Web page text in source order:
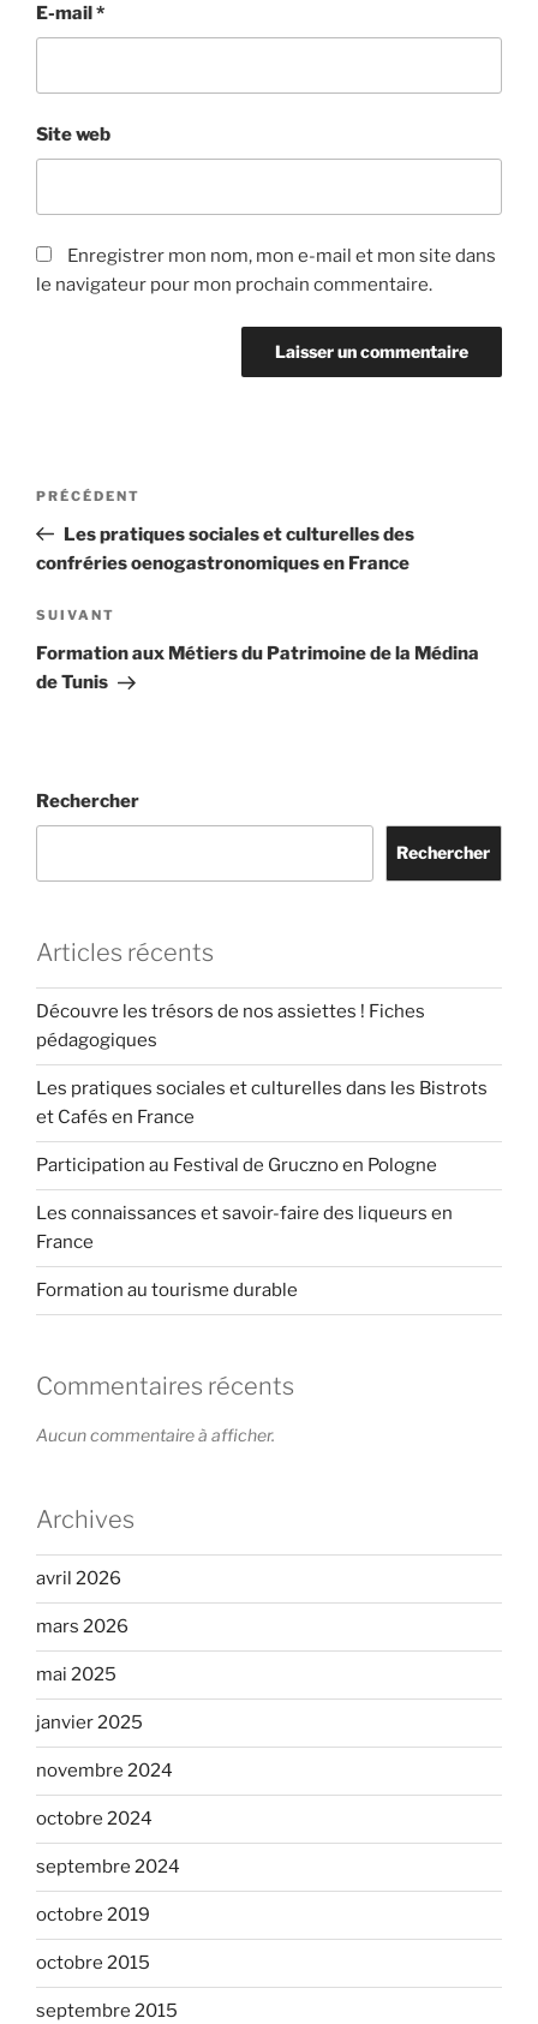
E-mail*
Site web
Enregistrer mon nom, mon e-mail et mon site dans
le navigateur pour mon prochain commentaire.
Navigation
l’article
Article
précédent
PRÉCÉDENT
Les pratiques sociales et culturelles des
confréries oenogastronomiques en France
Article
suivant
SUIVANT
Formation aux Métiers du Patrimoine de la Médina
de Tunis
Rechercher
Rechercher
Articles récents
Découvre les trésors de nos assiettes ! Fiches
pédagogiques
Les pratiques sociales et culturelles dans les Bistrots
et Cafés en France
Participation au Festival de Gruczno en Pologne
Les connaissances et savoir-faire des liqueurs en
France
Formation au tourisme durable
Commentaires récents
Aucun commentaire à afficher.
Archives
avril 2026
mars 2026
mai 2025
janvier 2025
novembre 2024
octobre 2024
septembre 2024
octobre 2019
octobre 2015
septembre 2015